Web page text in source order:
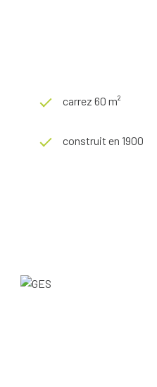
carrez 60 m²
construit en 1900